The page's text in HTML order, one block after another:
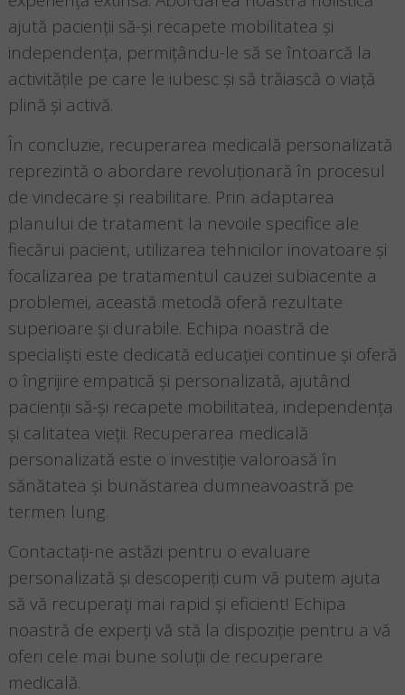
ajută pacienții să-și recapete mobilitatea și
independența, permițându-le să se întoarcă la
activitățile pe care le iubesc și să trăiască o viață
plină și activă.
În concluzie, recuperarea medicală personalizată
reprezintă o abordare revoluționară în procesul
de vindecare și reabilitare. Prin adaptarea
planului de tratament la nevoile specifice ale
fiecărui pacient, utilizarea tehnicilor inovatoare și
focalizarea pe tratamentul cauzei subiacente a
problemei, această metodă oferă rezultate
superioare și durabile. Echipa noastră de
specialiști este dedicată educației continue și oferă
o îngrijire empatică și personalizată, ajutând
pacienții să-și recapete mobilitatea, independența
și calitatea vieții. Recuperarea medicală
personalizată este o investiție valoroasă în
sănătatea și bunăstarea dumneavoastră pe
termen lung.
Contactați-ne astăzi pentru o evaluare
personalizată și descoperiți cum vă putem ajuta
să vă recuperați mai rapid și eficient! Echipa
noastră de experți vă stă la dispoziție pentru a vă
oferi cele mai bune soluții de recuperare
medicală.